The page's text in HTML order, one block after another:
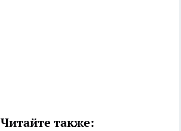
Читайте также: